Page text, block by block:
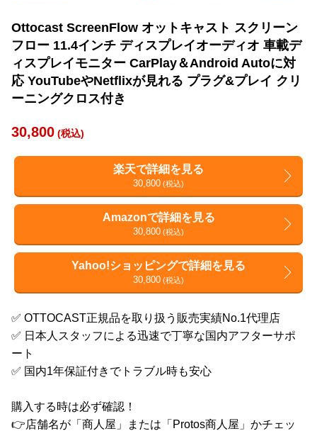
Ottocast ScreenFlow オットキャスト スクリーン
フロー 11.4インチ ディスプレイオーディオ 車載デ
ィスプレイモニター CarPlay＆Android Autoに対
応 YouTubeやNetflixが見れる プラグ&プレイ クリ
ーニングクロス付き
30,800 (税込)
楽天で詳細を見る
30,800 (税込)
Amazonで詳細を見る
30,800 (税込)
Yahoo!ショッピングで詳細を見る
30,800 (税込)
✅ OTTOCAST正規品を取り扱う販売実績No.1代理店
✅ 日本人スタッフによる迅速で丁寧な国内アフターサポ
ート
✅ 国内1年保証付きでトラブル時も安心
購入する時は必ず確認！
👉店舗名が「商人屋」または「Protos商人屋」かチェッ